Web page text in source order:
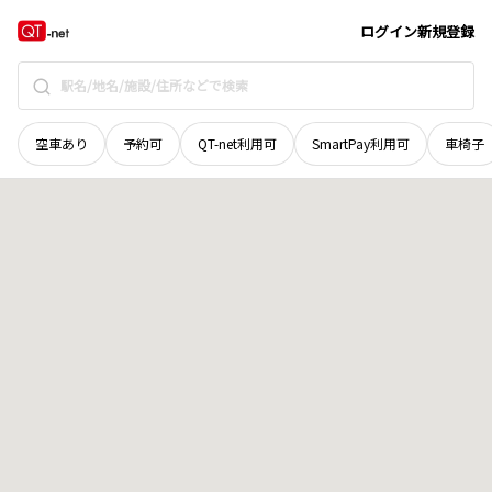
ログイン新規登録
空車あり 予約可 QT-net利用可 SmartPay利用可 車椅子
山口県